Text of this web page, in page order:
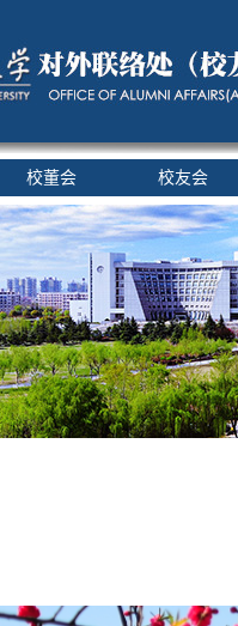
校董会 校友会